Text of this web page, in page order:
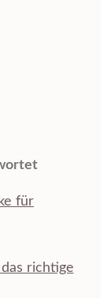
für
richtige